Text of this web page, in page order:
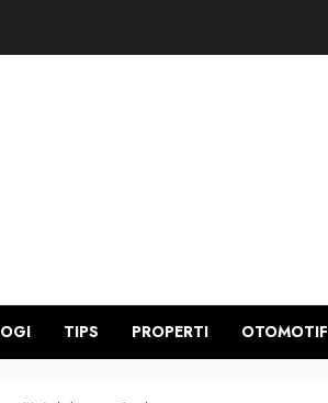
TIPS PROPERTI OTOMOTIF